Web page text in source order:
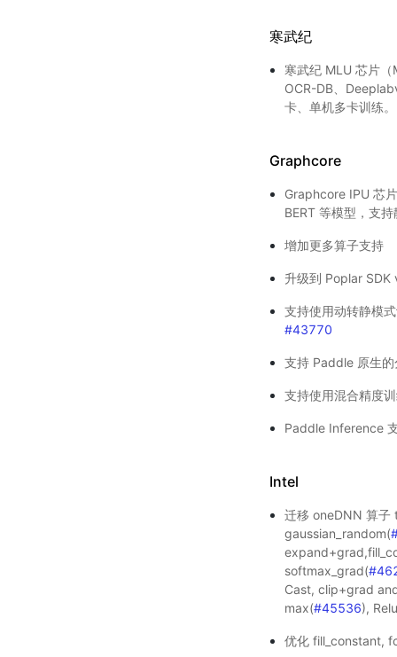
寒武纪
寒武纪 MLU 芯片
OCR-DB、
卡、单机多卡训练。
Graphcore
Graphcore IPU 芯
BERT 等模型，支
增加更多算子支持
升级到 Poplar
支持使用动转静模
#43770
支持 Paddle 原生
支持使用混合精度
Paddle Inference
Intel
迁移 oneDNN 算
gaussian_random(
softmax_grad(
Cast, clip+grad
max(#45536),
优化 fill_constant,